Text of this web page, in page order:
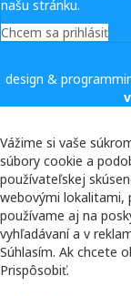
našu stránku.
Chcem sa prihlásiť
design &
Vážime si vaše
súbory cookie a
používateľskej
webovými lokalitami,
používame aj na
vyhľadávaní a v
Súhlasím. Ak chcete
Prispôsobiť.